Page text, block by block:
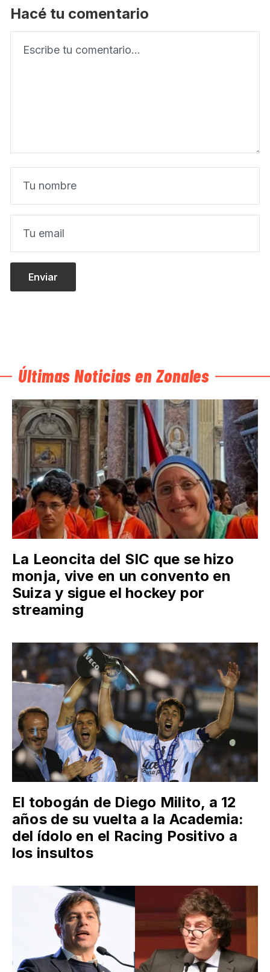
Hacé tu comentario
Últimas Noticias en Zonales
La Leoncita del SIC que se hizo
monja, vive en un convento en
Suiza y sigue el hockey por
streaming
El tobogán de Diego Milito, a 12
años de su vuelta a la Academia:
del ídolo en el Racing Positivo a
los insultos